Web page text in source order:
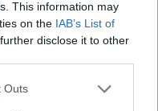
This information may
on the IAB’s List of
disclose it to other
one or more Google
Outs
Borneo